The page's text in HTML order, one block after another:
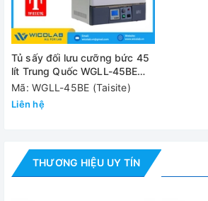
Tủ sấy đối lưu cưỡng bức 45
lít Trung Quốc WGLL-45BE
(Màn hình LCD)
Mã: WGLL-45BE (Taisite)
Liên hệ
THƯƠNG HIỆU UY TÍN